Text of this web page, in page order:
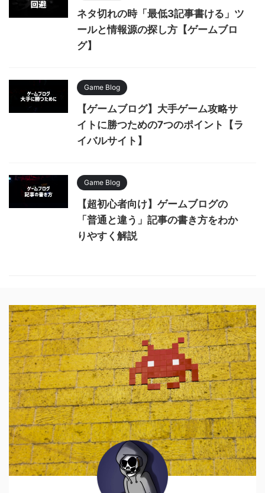
ネタ切れの時「最低3記事書ける」ツ
ールと情報源の探し方【ゲームブロ
グ】
Game Blog
【ゲームブログ】大手ゲーム攻略サ
イトに勝つための7つのポイント【ラ
イバルサイト】
Game Blog
【超初心者向け】ゲームブログの
「普通と違う」記事の書き方をわか
りやすく解説